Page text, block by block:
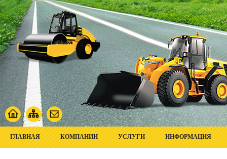
ГЛАВНАЯ КОМПАНИИ УСЛУГИ ИНФОРМАЦИЯ